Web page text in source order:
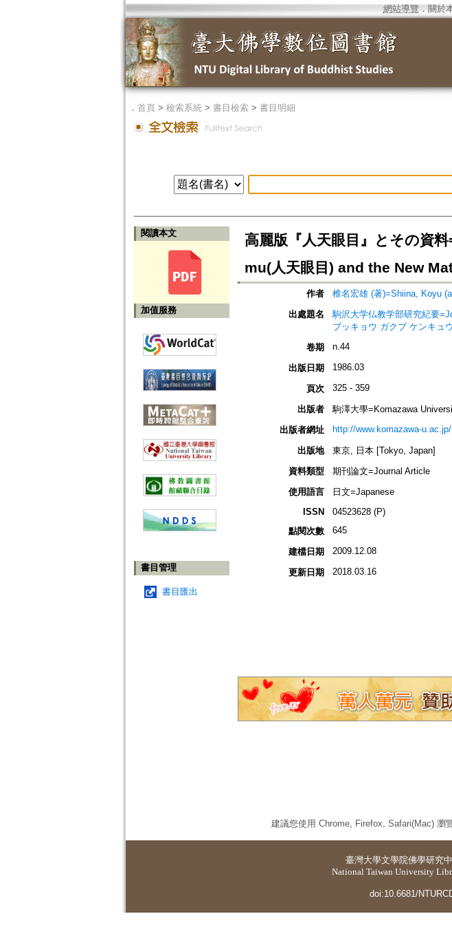
網站導覽 ． 關於
． 首頁> 檢索系統> 書目檢索> 書目明細
閱讀本文
加值服務
書目管理
書目匯出
高麗版『人天眼目』とその資
mu(人天眼目) and the New
作者
椎名宏雄 (著)=Shiina, Koyu
出處題名
駒沢大学仏教学部研究紀要
ブッキョウ ガクブ ケンキュ
卷期
n.44
出版日期 1986.03
頁次 325 - 359
出版者
駒澤大學=Komazawa
出版者網址
http://www.komazawa-u.ac.jp/
出版地
東京, 日本 [Tokyo, Japan]
資料類型
期刊論文=Journal Article
使用語言
日文=Japanese
ISSN
04523628 (P)
點閱次數
645
建檔日期 2009.12.08
更新日期 2018.03.16
建議您使用 Chrome, Firefox, Safari(Mac) 瀏
臺灣大學文學院佛學研究
National Taiwan University
doi:10.6681/